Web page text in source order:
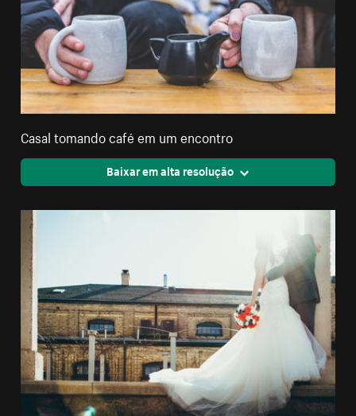
Casal tomando café em um encontro
Baixar em alta resolução